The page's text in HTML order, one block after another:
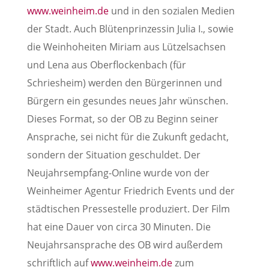
www.weinheim.deund in den sozialen Medien
der Stadt. Auch Blütenprinzessin Julia I., sowie
die Weinhoheiten Miriam aus Lützelsachsen
und Lena aus Oberflockenbach (für
Schriesheim) werden den Bürgerinnen und
Bürgern ein gesundes neues Jahr wünschen.
Dieses Format, so der OB zu Beginn seiner
Ansprache, sei nicht für die Zukunft gedacht,
sondern der Situation geschuldet. Der
Neujahrsempfang-Online wurde von der
Weinheimer Agentur Friedrich Events und der
städtischen Pressestelle produziert. Der Film
hat eine Dauer von circa 30 Minuten. Die
Neujahrsansprache des OB wird außerdem
schriftlich aufwww.weinheim.dezum